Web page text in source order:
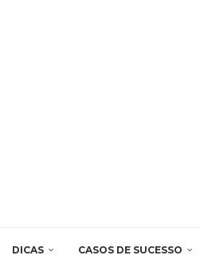
DICAS CASOS DE SUCESSO